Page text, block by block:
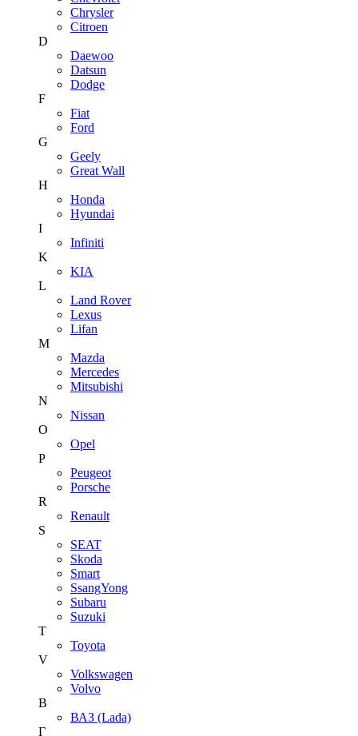
Chrysler
Citroen
D
Daewoo
Datsun
Dodge
F
Fiat
Ford
G
Geely
Great Wall
H
Honda
Hyundai
I
Infiniti
K
KIA
L
Land Rover
Lexus
Lifan
M
Mazda
Mercedes
Mitsubishi
N
Nissan
O
Opel
P
Peugeot
Porsche
R
Renault
S
SEAT
Skoda
Smart
SsangYong
Subaru
Suzuki
T
Toyota
V
Volkswagen
Volvo
В
ВАЗ (Lada)
Г